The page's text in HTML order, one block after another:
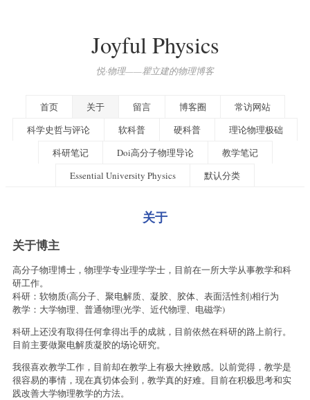
Joyful Physics
悦·物理——瞿立建的物理博客
首页 关于 留言 博客圈
常访网站
科学史哲与评论
软科普 硬科普
理论物理极础
科研笔记
Doi高分子物理导论
教学笔记
Essential University Physics
默认分类
关于
关于博主
高分子物理博士，物理学专业理学学士，目前在一所大学从事教学和科
研工作。
科研：软物质(高分子、聚电解质、凝胶、胶体、表面活性剂)相行为
教学：大学物理、普通物理(光学、近代物理、电磁学)
科研上还没有取得任何拿得出手的成就，目前依然在科研的路上前行。
目前主要做聚电解质凝胶的场论研究。
我很喜欢教学工作，目前却在教学上有极大挫败感。以前觉得，教学是
很容易的事情，现在真切体会到，教学真的好难。目前在积极思考和实
践改善大学物理教学的方法。